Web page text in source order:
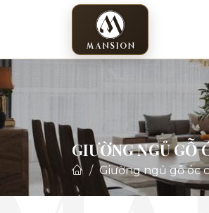
GIƯỜNG NGỦ GỖ
Giường ngủ gỗ óc